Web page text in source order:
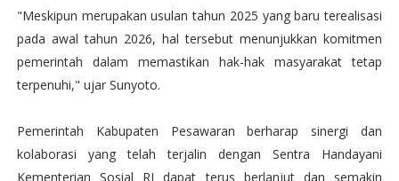
"Meskipun merupakan usulan tahun 2025 yang baru terealisasi
pada awal tahun 2026, hal tersebut menunjukkan komitmen
pemerintah dalam memastikan hak-hak masyarakat tetap
terpenuhi," ujar Sunyoto.
Pemerintah Kabupaten Pesawaran berharap sinergi dan
kolaborasi yang telah terjalin dengan Sentra Handayani
Kementerian Sosial RI dapat terus berlanjut dan semakin